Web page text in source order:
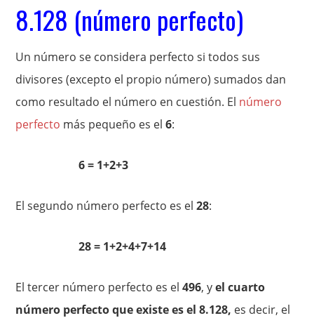
8.128 (número perfecto)
Un número se considera perfecto si todos sus
divisores (excepto el propio número) sumados dan
como resultado el número en cuestión. El número
perfecto más pequeño es el6:
6 = 1+2+3
El segundo número perfecto es el28:
28 = 1+2+4+7+14
El tercer número perfecto es el496, yel cuarto
número perfecto que existe es el 8.128, es decir, el